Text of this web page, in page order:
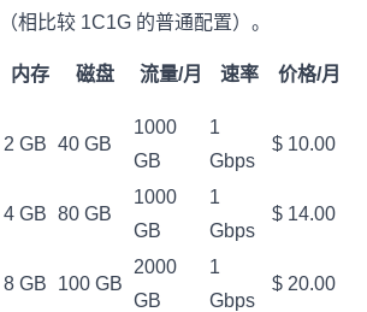
相比较 1C1G 的普通配置）。
内存 磁盘 流量/月 速率 价格/月
2 GB 40 GB
1000
GB
1
Gbps
$ 10.00
4 GB 80 GB
1000
GB
1
Gbps
$ 14.00
8 GB 100 GB
2000
GB
1
Gbps
$ 20.00